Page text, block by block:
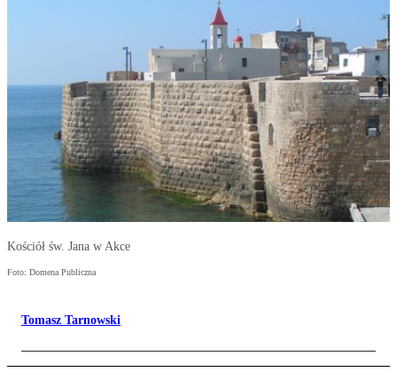
Kościół św. Jana w Akce
Foto: Domena Publiczna
Tomasz Tarnowski